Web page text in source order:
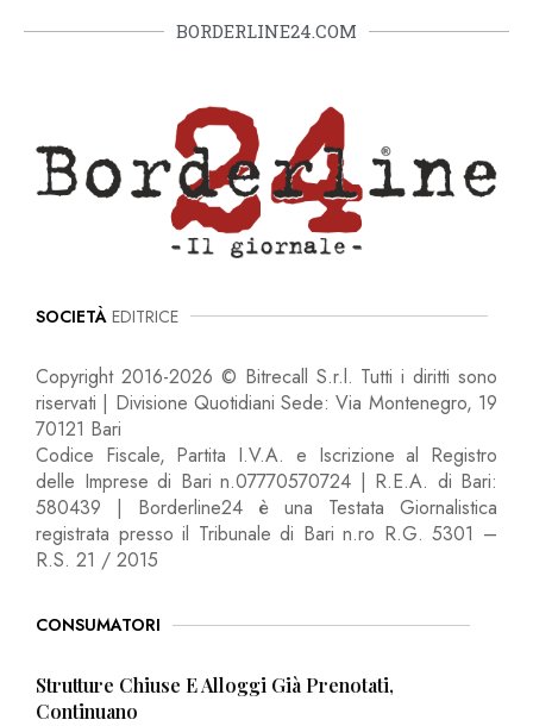
BORDERLINE24.COM
SOCIETÀ EDITRICE
Copyright 2016-2026 © Bitrecall S.r.l. Tutti i diritti sono
riservati | Divisione Quotidiani Sede: Via Montenegro, 19
70121 Bari
Codice Fiscale, Partita I.V.A. e Iscrizione al Registro
delle Imprese di Bari n.07770570724 | R.E.A. di Bari:
580439 | Borderline24 è una Testata Giornalistica
registrata presso il Tribunale di Bari n.ro R.G. 5301 –
R.S. 21 / 2015
CONSUMATORI
Strutture Chiuse E Alloggi Già Prenotati,
Continuano